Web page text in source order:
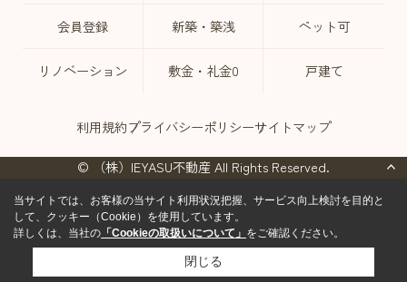
会員登録 新築・築浅 ペット可
リノベーション 敷金・礼金0 戸建て
利用規約プライバシーポリシーサイトマップ
© （株）IEYASU不動産 All Rights Reserved.
当サイトでは、お客様の当サイト利用状況把握、サービス向上検討を目的と
して、クッキー（Cookie）を使用しています。
詳しくは、当社の 「Cookieの取扱いについて」 をご確認ください。
閉じる